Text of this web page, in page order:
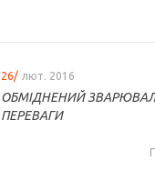
26/ лют. 2016
ОБМІДНЕНИЙ
ПЕРЕВАГИ